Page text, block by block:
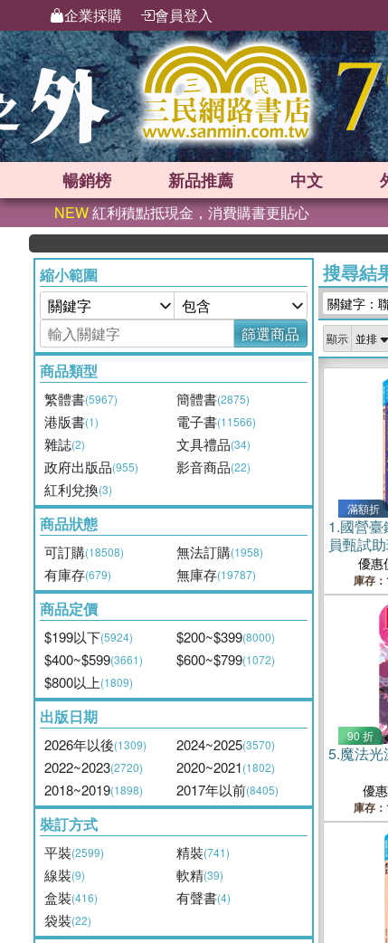
企業採購 會員登入
暢銷榜 新品推薦 中文
NEW紅利積點抵現金，消費購書更貼心
縮小範圍
篩選商品
商品類型
繁體書(5967) 簡體書(2875)
港版書(1) 電子書(11566)
雜誌(2) 文具禮品(34)
政府出版品(955) 影音商品(22)
紅利兌換(3)
商品狀態
可訂購(18508) 無法訂購(1958)
有庫存(679) 無庫存(19787)
商品定價
$199以下(5924) $200~$399(8000)
$400~$599(3661) $600~$799(1072)
$800以上(1809)
出版日期
2026年以後(1309) 2024~2025(3570)
2022~2023(2720) 2020~2021(1802)
2018~2019(1898) 2017年以前(8405)
裝訂方式
平裝(2599) 精裝(741)
線裝(9) 軟精(39)
盒裝(416) 有聲書(4)
袋裝(22)
搜尋結
關鍵字：
顯示
滿額折
1.國營
員甄試
套書（
優惠
庫存：
90 折
5.魔法
優
庫存：